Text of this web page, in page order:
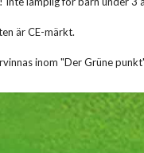
är CE-märkt.
inom "Der Grüne